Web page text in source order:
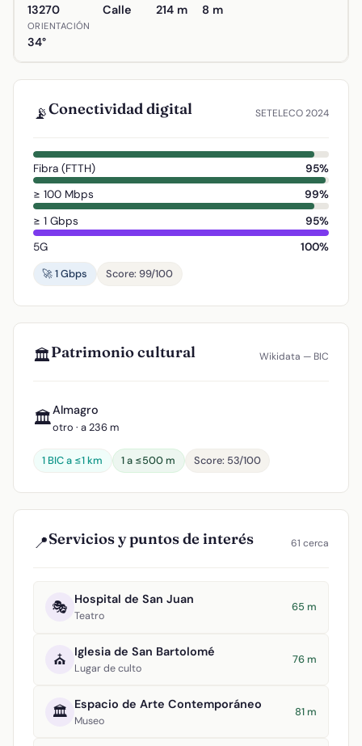
13270 Calle 214 m 8 m
ORIENTACIÓN
34°
📡Conectividad digital SETELECO 2024
Fibra (FTTH)
95%
≥ 100 Mbps
99%
≥ 1 Gbps
95%
5G
100%
🚀 1 Gbps
Score: 99/100
🏛️Patrimonio cultural Wikidata — BIC
🏛️Almagro
otro · a 236 m
1 BIC a ≤1 km 1 a ≤500 m Score: 53/100
📍Servicios y puntos de interés 61 cerca
🎭 Hospital de San Juan
Teatro
65 m
⛪ Iglesia de San Bartolomé
Lugar de culto
76 m
🏛️ Espacio de Arte Contemporáneo
Museo
81 m